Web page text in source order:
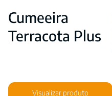
Cumeeira
Terracota Plus
Visualizar produto